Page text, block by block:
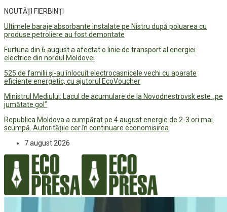
NOUTĂȚI FIERBINȚI
Ultimele baraje absorbante instalate pe Nistru după poluarea cu
produse petroliere au fost demontate
Furtuna din 6 august a afectat o linie de transport al energiei
electrice din nordul Moldovei
525 de familii și-au înlocuit electrocasnicele vechi cu aparate
eficiente energetic, cu ajutorul EcoVoucher
Ministrul Mediului: Lacul de acumulare de la Novodnestrovsk este „pe
jumătate gol”
Republica Moldova a cumpărat pe 4 august energie de 2-3 ori mai
scumpă. Autoritățile cer în continuare economisirea
7 august 2026